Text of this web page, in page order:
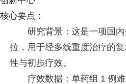
核心要点：
研究背景：这是一项国
拉，用于经多线重度治疗的
性与初步疗效。
疗效数据：单药组 1 例